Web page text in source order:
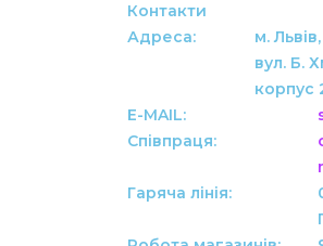
Контакти
Адреса:
м. Львів,
вул. Б.
корпус
E-MAIL:
Співпраця:
Гаряча лінія: